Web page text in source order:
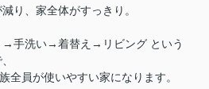
り、家全体がすっきり。
→手洗い→着替え→リビング という
全員が使いやすい家になります。